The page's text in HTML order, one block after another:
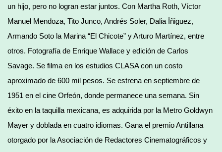
un hijo, pero no logran estar juntos. Con Martha Roth, Víctor
Manuel Mendoza, Tito Junco, Andrés Soler, Dalia Íñiguez,
Armando Soto la Marina “El Chicote” y Arturo Martínez, entre
otros. Fotografía de Enrique Wallace y edición de Carlos
Savage. Se filma en los estudios CLASA con un costo
aproximado de 600 mil pesos. Se estrena en septiembre de
1951 en el cine Orfeón, donde permanece una semana. Sin
éxito en la taquilla mexicana, es adquirida por la Metro Goldwyn
Mayer y doblada en cuatro idiomas. Gana el premio Antillana
otorgado por la Asociación de Redactores Cinematográficos y